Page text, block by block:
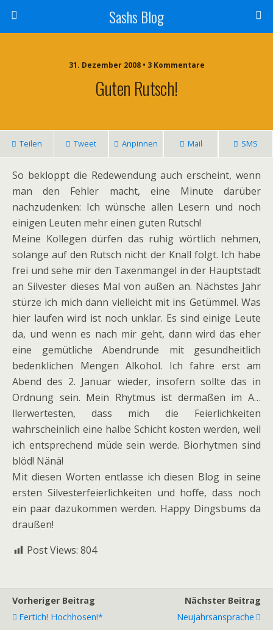
Sashs Blog
31. Dezember 2008 • 3 Kommentare
Guten Rutsch!
Teilen Tweet Anpinnen Mail SMS
So bekloppt die Redewendung auch erscheint, wenn
man den Fehler macht, eine Minute darüber
nachzudenken: Ich wünsche allen Lesern und noch
einigen Leuten mehr einen guten Rutsch!
Meine Kollegen dürfen das ruhig wörtlich nehmen,
solange auf den Rutsch nicht der Knall folgt. Ich habe
frei und sehe mir den Taxenmangel in der Hauptstadt
an Silvester dieses Mal von außen an. Nächstes Jahr
stürze ich mich dann vielleicht mit ins Getümmel. Was
hier laufen wird ist noch unklar. Es sind einige Leute
da, und wenn es nach mir geht, dann wird das eher
eine gemütliche Abendrunde mit gesundheitlich
bedenklichen Mengen Alkohol. Ich fahre erst am
Abend des 2. Januar wieder, insofern sollte das in
Ordnung sein. Mein Rhytmus ist dermaßen im A…
llerwertesten, dass mich die Feierlichkeiten
wahrscheinlich eine halbe Schicht kosten werden, weil
ich entsprechend müde sein werde. Biorhytmen sind
blöd! Nänä!
Mit diesen Worten entlasse ich diesen Blog in seine
ersten Silvesterfeierlichkeiten und hoffe, dass noch
ein paar dazukommen werden. Happy Dingsbums da
draußen!
Post Views: 804
Vorheriger Beitrag
Fertich! Hochhosen!*
Nächster Beitrag
Neujahrsansprache